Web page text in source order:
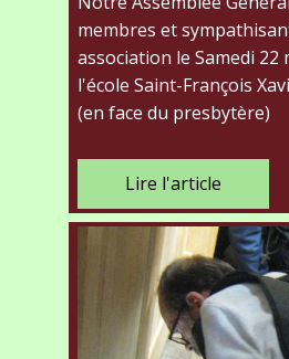
membres et
association le Samedi 22
l'école Saint-François
(en face du presbytère)
Lire l'article